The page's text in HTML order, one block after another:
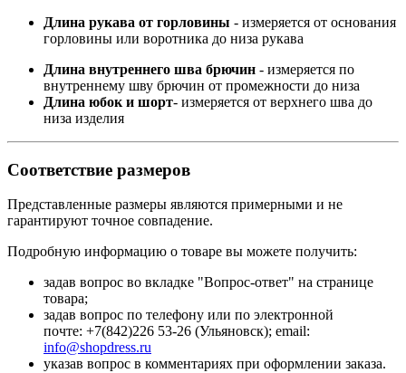
Длина рукава от горловины - измеряется от основания
горловины или воротника до низа рукава
Длина внутреннего шва брючин - измеряется по
внутреннему шву брючин от промежности до низа
Длина юбок и шорт- измеряется от верхнего шва до
низа изделия
Соответствие размеров
Представленные размеры являются примерными и не
гарантируют точное совпадение.
Подробную информацию о товаре вы можете получить:
задав вопрос во вкладке "Вопрос-ответ" на странице
товара;
задав вопрос по телефону или по электронной
почте: +7(842)226 53-26 (Ульяновск); email:
info@shopdress.ru
указав вопрос в комментариях при оформлении заказа.